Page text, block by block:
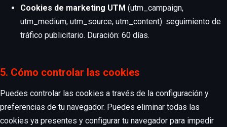
Cookies de marketing UTM (utm_campaign,
utm_medium, utm_source, utm_content): seguimiento de
tráfico publicitario. Duración: 60 días.
5. Cómo controlar las cookies
Puedes controlar las cookies a través de la configuración y
preferencias de tu navegador. Puedes eliminar todas las
cookies ya presentes y configurar tu navegador para impedir